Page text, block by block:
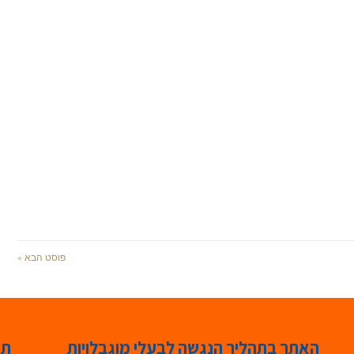
פוסט הבא »
האתר בתהליך הנגשה לבעלי מוגבלויות